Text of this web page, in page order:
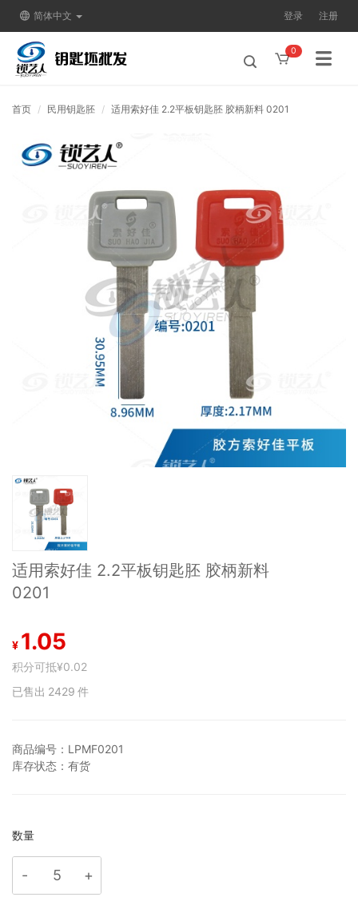
简体中文 登录 注册
0
首页 民用钥匙胚 适用索好佳 2.2平板钥匙胚 胶柄新料 0201
适用索好佳 2.2平板钥匙胚 胶柄新料
0201
¥ 1.05
积分可抵¥0.02
已售出 2429 件
商品编号： LPMF0201
库存状态： 有货
数量